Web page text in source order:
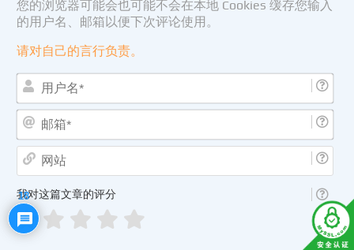
您的浏览器可能会也可能不会在本地 Cookies 缓存您输入
的用户名、邮箱以便下次评论使用。
请对自己的言行负责。
名
*
我对这篇文章的评分
18